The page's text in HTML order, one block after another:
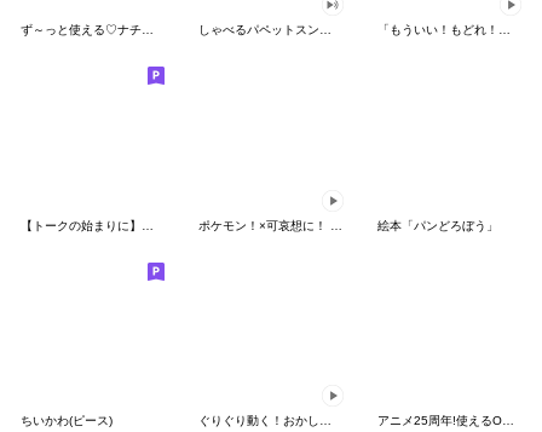
ず～っと使える♡ナチュラルガール しゃべるパペットスンスン（HAPPY） 「もういい！もどれ！ピカチュウ！」
絵本「パンどろぼう」
ちいかわ(ピース) アニメ25周年!使えるONE PIECEスタンプ